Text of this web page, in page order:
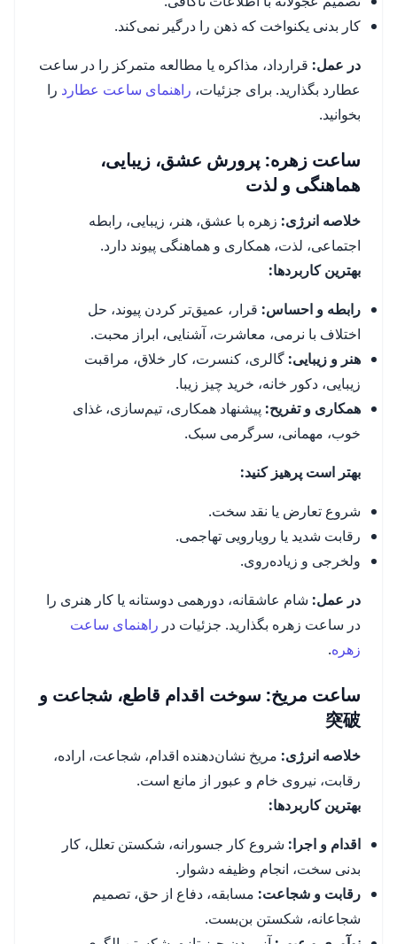
کار بدنی یکنواخت که ذهن را درگیر نمی‌کند.
در عمل: قرارداد، مذاکره یا مطالعه متمرکز را در ساعت
عطارد بگذارید. برای جزئیات، راهنمای ساعت عطارد را
بخوانید.
ساعت زهره: پرورش عشق، زیبایی،
هماهنگی و لذت
خلاصه انرژی: زهره با عشق، هنر، زیبایی، رابطه
اجتماعی، لذت، همکاری و هماهنگی پیوند دارد.
بهترین کاربردها:
رابطه و احساس: قرار، عمیق‌تر کردن پیوند، حل
اختلاف با نرمی، معاشرت، آشنایی، ابراز محبت.
هنر و زیبایی: گالری، کنسرت، کار خلاق، مراقبت
زیبایی، دکور خانه، خرید چیز زیبا.
همکاری و تفریح: پیشنهاد همکاری، تیم‌سازی، غذای
خوب، مهمانی، سرگرمی سبک.
بهتر است پرهیز کنید:
شروع تعارض یا نقد سخت.
رقابت شدید یا رویارویی تهاجمی.
ولخرجی و زیاده‌روی.
در عمل: شام عاشقانه، دورهمی دوستانه یا کار هنری را
در ساعت زهره بگذارید. جزئیات در راهنمای ساعت
زهره.
ساعت مریخ: سوخت اقدام قاطع، شجاعت و
突破
خلاصه انرژی: مریخ نشان‌دهنده اقدام، شجاعت، اراده،
رقابت، نیروی خام و عبور از مانع است.
بهترین کاربردها:
اقدام و اجرا: شروع کار جسورانه، شکستن تعلل، کار
بدنی سخت، انجام وظیفه دشوار.
رقابت و شجاعت: مسابقه، دفاع از حق، تصمیم
شجاعانه، شکستن بن‌بست.